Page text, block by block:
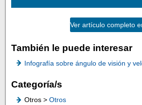
Ver artículo completo
También le puede interesar
Infografía sobre ángulo de visión y
Categoría/s
Otros > Otros